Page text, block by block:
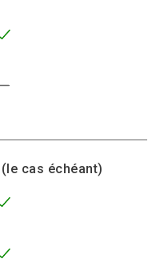
(le cas échéant)